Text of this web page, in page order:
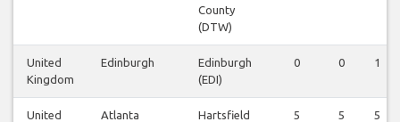
County
(DTW)
United
Kingdom
Edinburgh
Edinburgh
(EDI)
0 0 1
United
Atlanta
Hartsfield
5 5 5